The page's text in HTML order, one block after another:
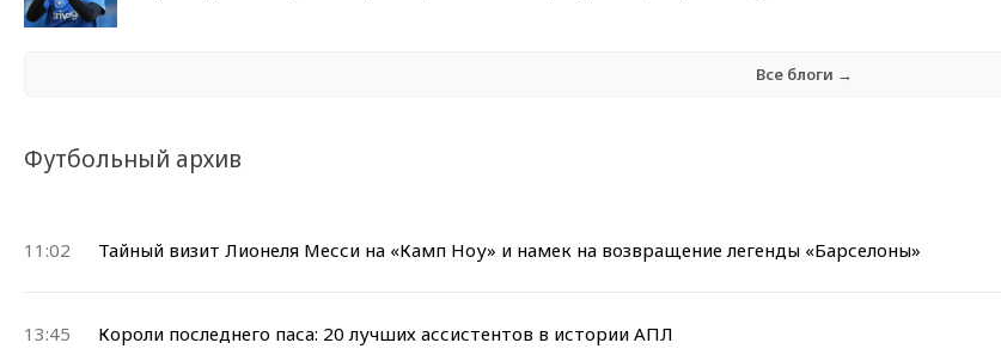
Все блоги →
Футбольный архив
11:02 Тайный визит Лионеля Месси на «Камп Ноу» и намек на возвращение легенды «Барселоны»
13:45 Короли последнего паса: 20 лучших ассистентов в истории АПЛ